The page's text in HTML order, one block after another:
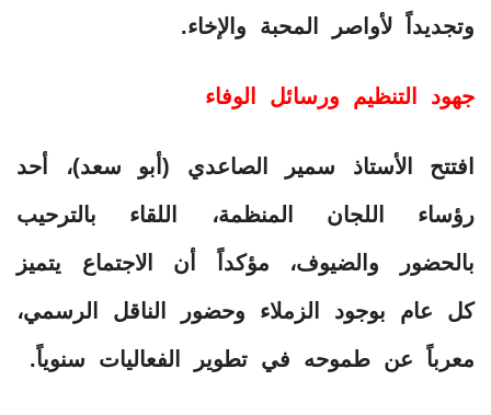
وتجديداً لأواصر المحبة والإخاء.
جهود التنظيم ورسائل الوفاء
افتتح الأستاذ سمير الصاعدي (أبو سعد)، أحد
رؤساء اللجان المنظمة، اللقاء بالترحيب
بالحضور والضيوف، مؤكداً أن الاجتماع يتميز
كل عام بوجود الزملاء وحضور الناقل الرسمي،
معرباً عن طموحه في تطوير الفعاليات سنوياً.